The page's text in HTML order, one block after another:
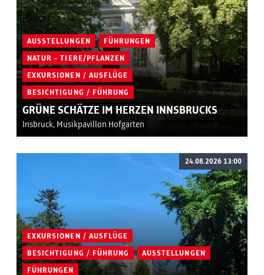
AUSSTELLUNGEN FÜHRUNGEN
NATUR - TIERE/PFLANZEN
EXKURSIONEN / AUSFLÜGE
BESICHTIGUNG / FÜHRUNG
GRÜNE SCHÄTZE IM HERZEN INNSBRUCKS
Insbruck, Musikpavillon Hofgarten
EXKURSIONEN / AUSFLÜGE
BESICHTIGUNG / FÜHRUNG AUSSTELLUNGEN
FÜHRUNGEN
24.08.2026 13:00